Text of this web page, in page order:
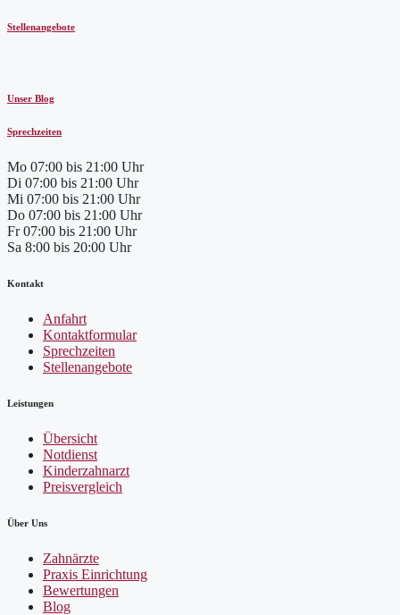
Stellenangebote
Unser Blog
Sprechzeiten
Mo 07:00 bis 21:00 Uhr
Di 07:00 bis 21:00 Uhr
Mi 07:00 bis 21:00 Uhr
Do 07:00 bis 21:00 Uhr
Fr 07:00 bis 21:00 Uhr
Sa 8:00 bis 20:00 Uhr
Kontakt
Anfahrt
Kontaktformular
Sprechzeiten
Stellenangebote
Leistungen
Übersicht
Notdienst
Kinderzahnarzt
Preisvergleich
Über Uns
Zahnärzte
Praxis Einrichtung
Bewertungen
Blog